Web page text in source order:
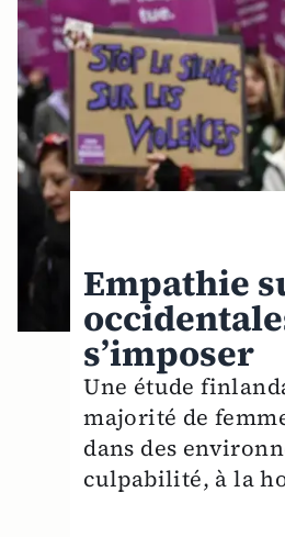
Empathie
s’imposer
Une étude
majorité de
dans des
culpabilité, à la